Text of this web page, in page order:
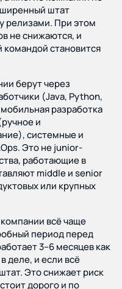
штат
релизами. При этом
не снижаются, и
становится
берут через
(Java, Python,
разработка
и
системные и
Это не junior-
работающие в
middle и senior
или крупных
всё чаще
период перед
3–6 месяцев как
деле, и если всё
Это снижает риск
дорого и по